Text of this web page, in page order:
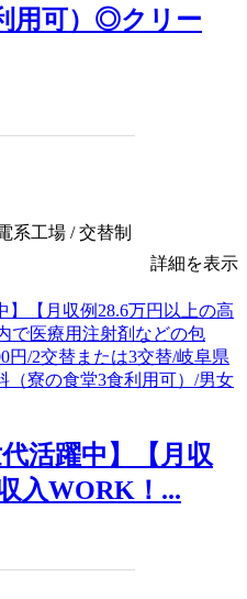
用可）◎クリー
系工場 / 交替制
詳細を表示
代活躍中】【月収
入WORK！...